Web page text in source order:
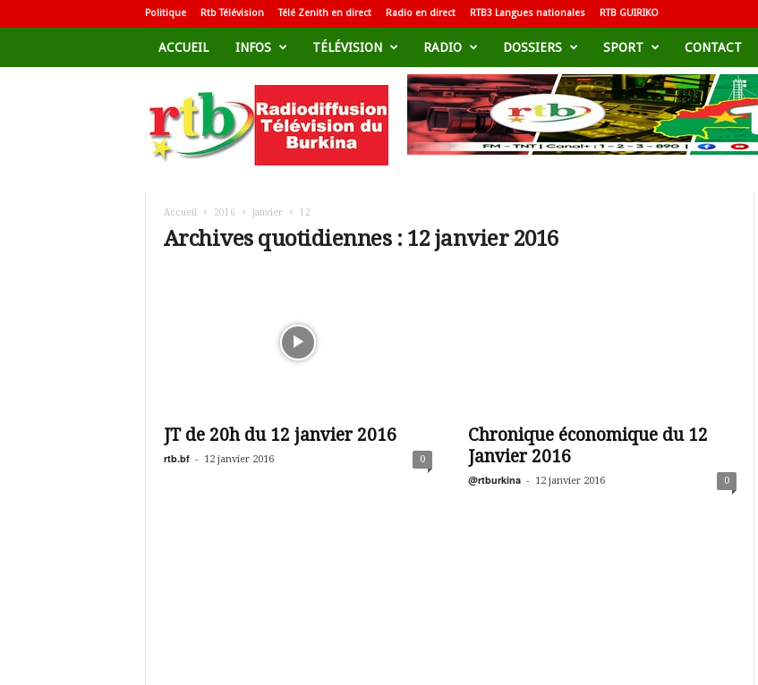
Politique Rtb Télévision Télé Zenith en direct Radio en direct RTB3 Langues nationales RTB GUIRIKO
ACCUEIL INFOS TÉLÉVISION RADIO DOSSIERS SPORT CONTACT
d
i
Accueil 2016 janvier 12
Archives quotidiennes : 12 janvier 2016
JT de 20h du 12 janvier 2016
rtb.bf - 12 janvier 2016 0
Chronique économique du 12
Janvier 2016
@rtburkina - 12 janvier 2016 0